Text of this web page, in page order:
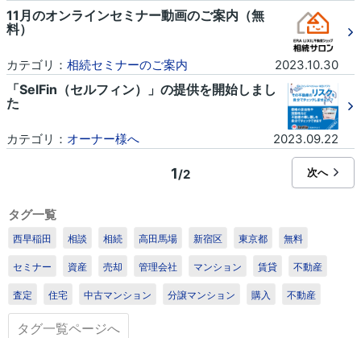
11月のオンラインセミナー動画のご案内（無
料）
カテゴリ： 相続セミナーのご案内 2023.10.30
「SelFin（セルフィン）」の提供を開始しまし
た
カテゴリ： オーナー様へ 2023.09.22
1/2 次へ
タグ一覧
西早稲田 相談 相続 高田馬場 新宿区 東京都 無料
セミナー 資産 売却 管理会社 マンション 賃貸 不動産
査定 住宅 中古マンション 分譲マンション 購入 不動産
タグ一覧ページへ